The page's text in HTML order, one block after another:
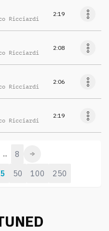
Ricciardi
2:19
Ricciardi
2:08
Ricciardi
2:06
Ricciardi
2:19
50 100 250
... 8